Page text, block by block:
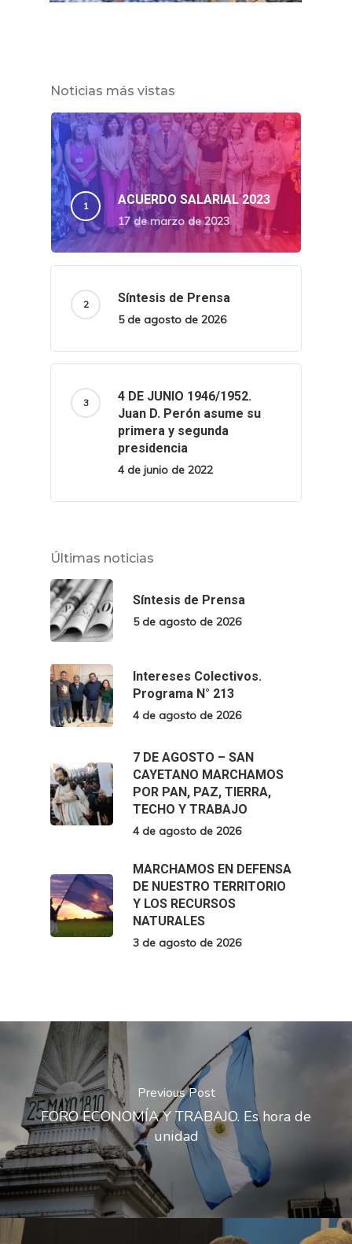
Noticias más vistas
ACUERDO SALARIAL 2023
17 de marzo de 2023
Síntesis de Prensa
5 de agosto de 2026
4 DE JUNIO 1946/1952.
Juan D. Perón asume su
primera y segunda
presidencia
4 de junio de 2022
Últimas noticias
Síntesis de Prensa
5 de agosto de 2026
Intereses Colectivos.
Programa N° 213
4 de agosto de 2026
7 DE AGOSTO – SAN
CAYETANO MARCHAMOS
POR PAN, PAZ, TIERRA,
TECHO Y TRABAJO
4 de agosto de 2026
MARCHAMOS EN DEFENSA
DE NUESTRO TERRITORIO
Y LOS RECURSOS
NATURALES
3 de agosto de 2026
Previous Post
FORO ECONOMÍA Y TRABAJO. Es hora de
unidad